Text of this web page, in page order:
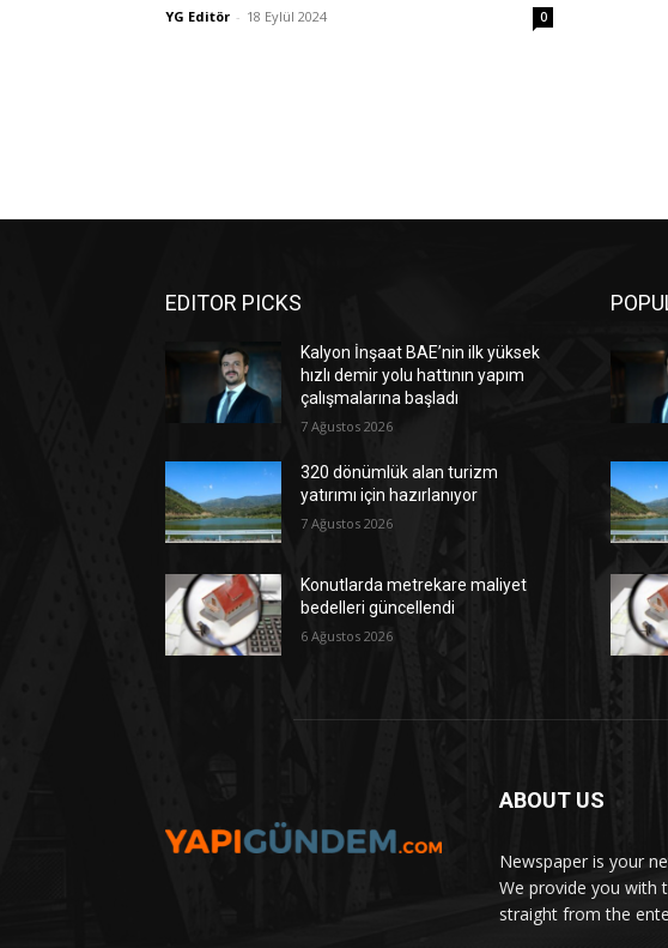
YG Editör - 18 Eylül 2024 0
EDITOR PICKS
Kalyon İnşaat BAE’nin ilk yüksek
hızlı demir yolu hattının yapım
çalışmalarına başladı
7 Ağustos 2026
320 dönümlük alan turizm
yatırımı için hazırlanıyor
7 Ağustos 2026
Konutlarda metrekare maliyet
bedelleri güncellendi
6 Ağustos 2026
ABOUT US
Newspaper is your
We provide you with
straight from the